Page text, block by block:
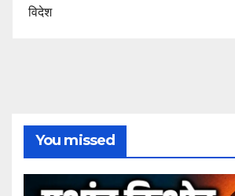
विदेश
You missed